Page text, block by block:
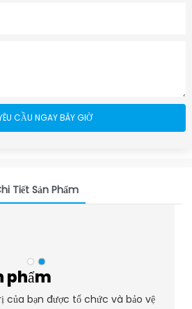
CẦU NGAY BÂY GIỜ
Tiết Sản Phẩm
phẩm
của bạn được tổ chức và bảo vệ